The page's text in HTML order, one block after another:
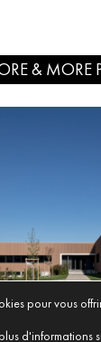
& MORE
pour vous
d'informations